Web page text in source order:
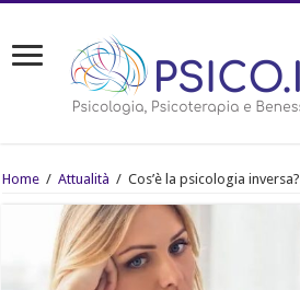
Home / Attualità / Cos’è la psicologia inversa?